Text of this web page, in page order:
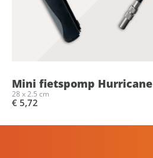
Mini fietspomp Hurricane
28 x 2.5 cm
€ 5,72